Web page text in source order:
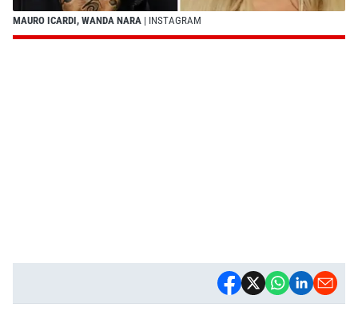
MAURO ICARDI, WANDA NARA | INSTAGRAM